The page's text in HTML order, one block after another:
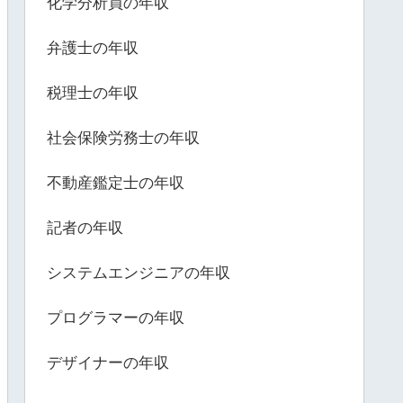
化学分析員の年収
弁護士の年収
税理士の年収
社会保険労務士の年収
不動産鑑定士の年収
記者の年収
システムエンジニアの年収
プログラマーの年収
デザイナーの年収